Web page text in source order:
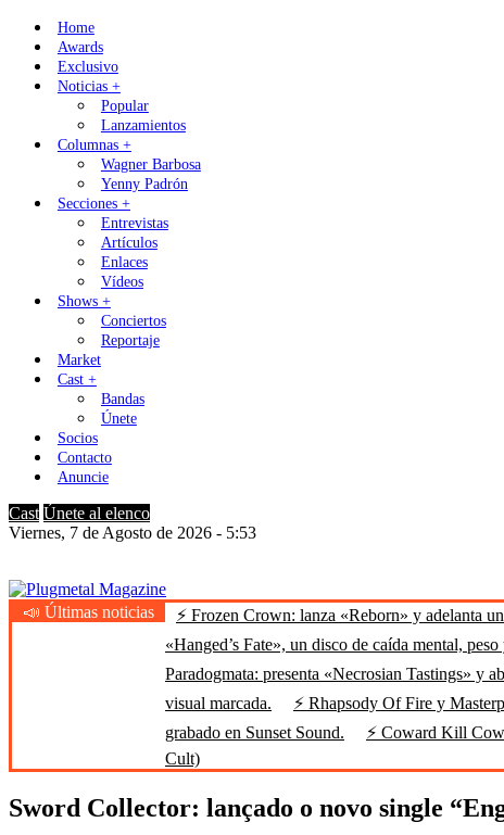
Skip
content
Home
Awards
Exclusivo
Noticias +
Popular
Lanzamientos
Columnas +
Wagner Barbosa
Yenny Padrón
Secciones +
Entrevistas
Artículos
Enlaces
Vídeos
Shows +
Conciertos
Reportaje
Market
Cast +
Bandas
Únete
Socios
Contacto
Anuncie
Cast Únete al elenco
Viernes, 7 de Agosto de 2026 - 5:53
Plugmetal Magazine
Heavy Metal is Life
📣 Últimas noticias ⚡ Frozen Crown: lanza «Reborn» y adelanta
«Hanged’s Fate», un disco de caída mental,
Paradogmata: presenta «Necrosian Tastings» y
visual marcada.
⚡ Rhapsody Of Fire y
grabado en Sunset Sound.
⚡ Coward Kill
Cult)
Sword Collector: lançado o novo single